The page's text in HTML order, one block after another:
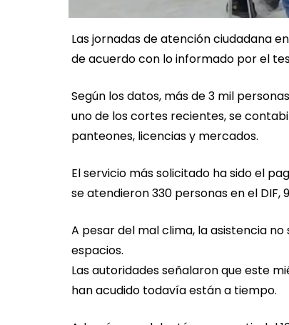
Las jornadas de atención ciudadana
de acuerdo con lo informado por el
Según los datos, más de 3 mil
uno de los cortes recientes, se
panteones, licencias y mercados.
El servicio más solicitado ha sido el
se atendieron 330 personas en el
A pesar del mal clima, la asistencia
espacios.
Las autoridades señalaron que este
han acudido todavía están a tiempo.